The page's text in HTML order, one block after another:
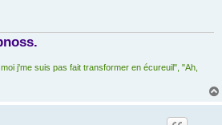
j'me suis pas fait transformer en écureuil", "Ah,